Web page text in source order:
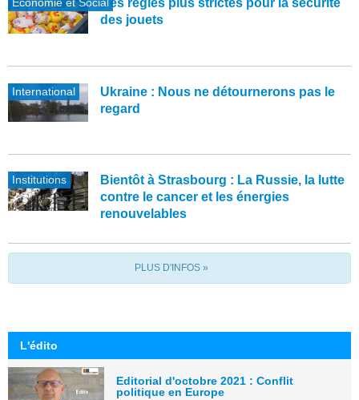
Des règles plus strictes pour la sécurité
des jouets
International
Ukraine : Nous ne détournerons pas le
regard
Institutions
Bientôt à Strasbourg : La Russie, la lutte
contre le cancer et les énergies
renouvelables
PLUS D'INFOS »
L'édito
Editorial d'octobre 2021 : Conflit
politique en Europe